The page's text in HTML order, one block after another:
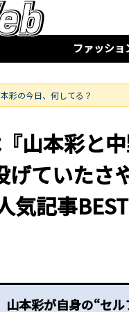
ファッショ
彩の今日、何してる？
山本彩と
げていた
気記事
本彩が自身の“セル